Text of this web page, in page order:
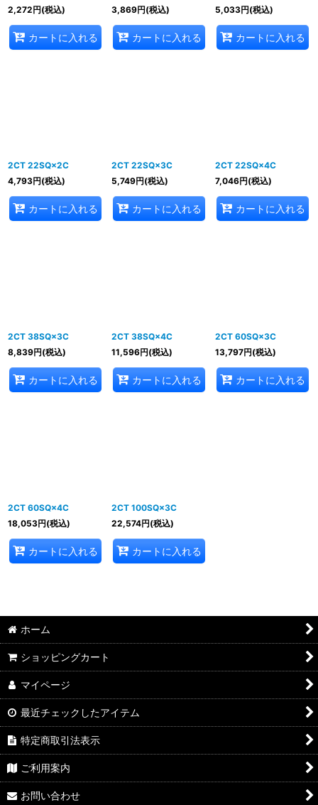
2,272円(税込)
カートに入れる
3,869円(税込)
カートに入れる
5,033円(税込)
カートに入れる
2CT 22SQ×2C
4,793円(税込)
カートに入れる
2CT 22SQ×3C
5,749円(税込)
カートに入れる
2CT 22SQ×4C
7,046円(税込)
カートに入れる
2CT 38SQ×3C
8,839円(税込)
カートに入れる
2CT 38SQ×4C
11,596円(税込)
カートに入れる
2CT 60SQ×3C
13,797円(税込)
カートに入れる
2CT 60SQ×4C
18,053円(税込)
カートに入れる
2CT 100SQ×3C
22,574円(税込)
カートに入れる
ホーム
ショッピングカート
マイページ
最近チェックしたアイテム
特定商取引法表示
ご利用案内
お問い合わせ